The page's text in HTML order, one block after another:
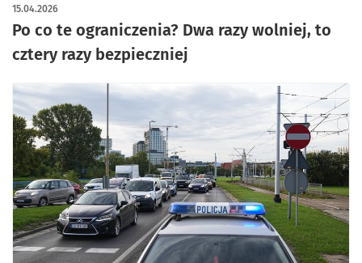
Po co te ograniczenia? Dwa razy wolniej, to
cztery razy bezpieczniej
15.04.2026